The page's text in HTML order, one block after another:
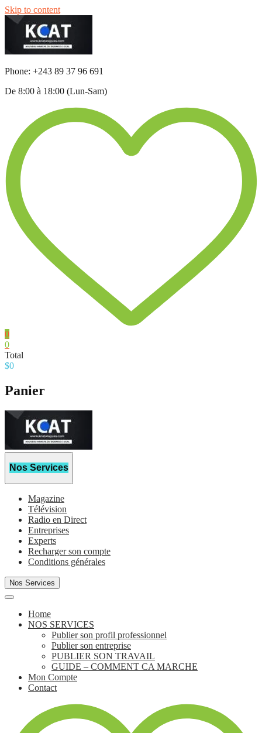
Skip to content
Phone: +243 89 37 96 691
De 8:00 à 18:00 (Lun-Sam)
0
0
Total
$0
Panier
Nos Services
Magazine
Télévision
Radio en Direct
Entreprises
Experts
Recharger son compte
Conditions générales
Nos Services
Home
NOS SERVICES
Publier son profil professionnel
Publier son entreprise
PUBLIER SON TRAVAIL
GUIDE – COMMENT CA MARCHE
Mon Compte
Contact